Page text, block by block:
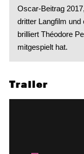
Oscar-Beitrag
dritter Langfilm und
brilliert Théodore
mitgespielt hat.
Trailer